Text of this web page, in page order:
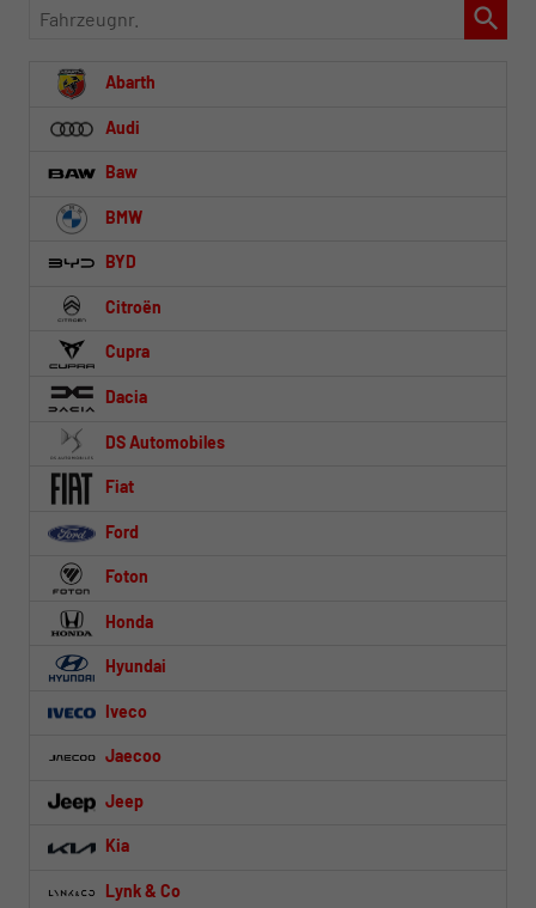
Fahrzeugnr.
Abarth
Audi
Baw
BMW
BYD
Citroën
Cupra
Dacia
DS Automobiles
Fiat
Ford
Foton
Honda
Hyundai
Iveco
Jaecoo
Jeep
Kia
Lynk & Co